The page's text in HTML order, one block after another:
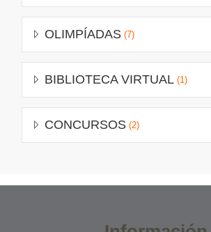
OLIMPÍADAS (7)
BIBLIOTECA VIRTUAL (1)
CONCURSOS (2)